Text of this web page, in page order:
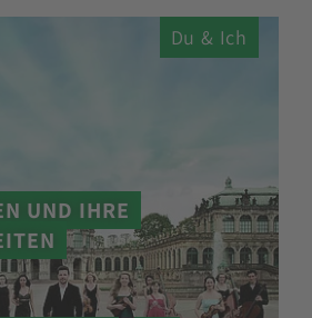
Du & Ich
UND IHRE